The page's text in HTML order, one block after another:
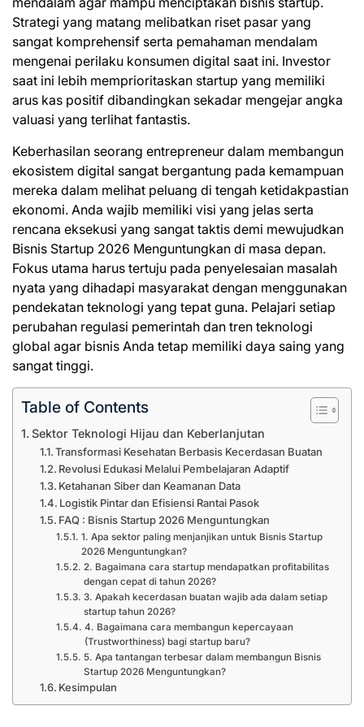
Strategi yang matang melibatkan riset pasar yang
sangat komprehensif serta pemahaman mendalam
mengenai perilaku konsumen digital saat ini. Investor
saat ini lebih memprioritaskan startup yang memiliki
arus kas positif dibandingkan sekadar mengejar angka
valuasi yang terlihat fantastis.
Keberhasilan seorang entrepreneur dalam membangun
ekosistem digital sangat bergantung pada kemampuan
mereka dalam melihat peluang di tengah ketidakpastian
ekonomi. Anda wajib memiliki visi yang jelas serta
rencana eksekusi yang sangat taktis demi mewujudkan
Bisnis Startup 2026 Menguntungkan di masa depan.
Fokus utama harus tertuju pada penyelesaian masalah
nyata yang dihadapi masyarakat dengan menggunakan
pendekatan teknologi yang tepat guna. Pelajari setiap
perubahan regulasi pemerintah dan tren teknologi
global agar bisnis Anda tetap memiliki daya saing yang
sangat tinggi.
Table of Contents
Sektor Teknologi Hijau dan Keberlanjutan
Transformasi Kesehatan Berbasis Kecerdasan Buatan
Revolusi Edukasi Melalui Pembelajaran Adaptif
Ketahanan Siber dan Keamanan Data
Logistik Pintar dan Efisiensi Rantai Pasok
FAQ : Bisnis Startup 2026 Menguntungkan
1. Apa sektor paling menjanjikan untuk Bisnis Startup
2026 Menguntungkan?
2. Bagaimana cara startup mendapatkan profitabilitas
dengan cepat di tahun 2026?
3. Apakah kecerdasan buatan wajib ada dalam setiap
startup tahun 2026?
4. Bagaimana cara membangun kepercayaan
(Trustworthiness) bagi startup baru?
5. Apa tantangan terbesar dalam membangun Bisnis
Startup 2026 Menguntungkan?
Kesimpulan